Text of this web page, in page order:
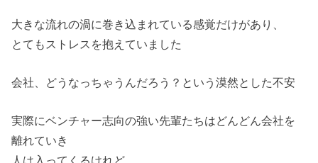
大きな流れの渦に巻き込まれている感覚だけがあり、
とてもストレスを抱えていました
会社、どうなっちゃうんだろう？という漠然とした不安
実際にベンチャー志向の強い先輩たちはどんどん会社を
離れていき